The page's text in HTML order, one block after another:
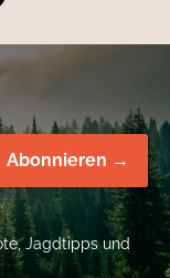
Abonnieren →
Jagdtipps und